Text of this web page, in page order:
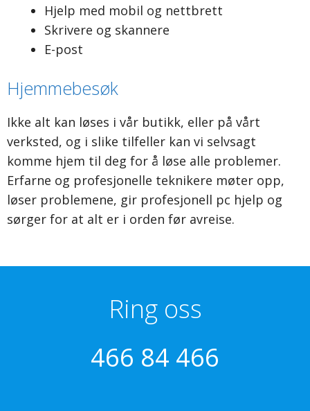
Hjelp med mobil og nettbrett
Skrivere og skannere
E-post
Hjemmebesøk
Ikke alt kan løses i vår butikk, eller på vårt
verksted, og i slike tilfeller kan vi selvsagt
komme hjem til deg for å løse alle problemer.
Erfarne og profesjonelle teknikere møter opp,
løser problemene, gir profesjonell pc hjelp og
sørger for at alt er i orden før avreise.
Ring oss
466 84 466